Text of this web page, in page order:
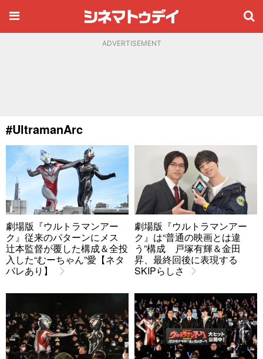
ADVERTISEMENT
#UltramanArc
劇場版『ウルトラマンアー
ク』従来のパターンにメス
辻本監督が覆した構成＆全投
入した“むーちゃん”愛【ネタ
バレあり】
劇場版『ウルトラマンアー
ク』は“普通の映画とは違
う”構成 戸塚有輝＆金田
昇、最終回後に表現する
SKIPらしさ